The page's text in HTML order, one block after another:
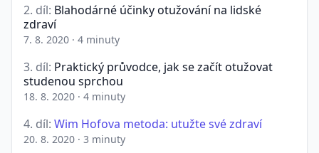
2. díl: Blahodárné účinky otužování na lidské
zdraví
7. 8. 2020 · 4 minuty
3. díl: Praktický průvodce, jak se začít otužovat
studenou sprchou
18. 8. 2020 · 4 minuty
4. díl: Wim Hofova metoda: utužte své zdraví
20. 8. 2020 · 3 minuty